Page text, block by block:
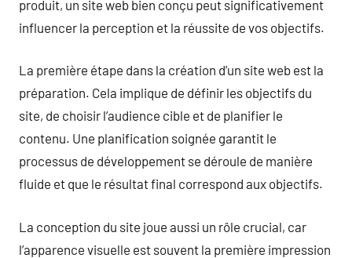
produit, un site web bien conçu peut significativement
influencer la perception et la réussite de vos objectifs.
La première étape dans la création d’un site web est la
préparation. Cela implique de définir les objectifs du
site, de choisir l’audience cible et de planifier le
contenu. Une planification soignée garantit le
processus de développement se déroule de manière
fluide et que le résultat final correspond aux objectifs.
La conception du site joue aussi un rôle crucial, car
l’apparence visuelle est souvent la première impression